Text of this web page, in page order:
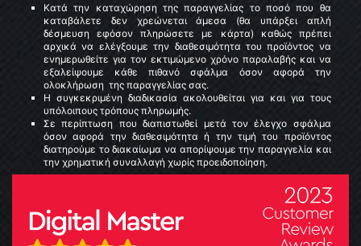
Κατά την καταχώρηση της παραγγελίας το ποσό που θα
καταβάλετε δεν χρεώνεται άμεσα (θα υπάρξει απλή
δέσμευση εφόσον πληρώσετε με κάρτα) καθώς πρέπει
αρχικά να ελέγξουμε την διαθεσιμότητα του προϊόντος να
ενημερωθείτε για τoν εκτιμώμενo χρόνο παραλαβής και να
εξαλείψουμε κάθε πιθανό σφάλμα όσον αφορά την
ολοκλήρωση της παραγγελίας σας.
Η συγκεκριμένη διαδικασία ακολουθείται για και για τους
υπόλοιπους τρόπους πληρωμής.
Σε περίπτωση που διαπιστωθεί μετά τον έλεγχο σφάλμα
όσον αφορά την διαθεσιμότητα ή την τιμή του προϊόντος
διατηρούμε το διακαίωμα να απορίψουμε την παραγγελία και
την χρηματική συναλλαγή χωρίς προειδοποίηση.